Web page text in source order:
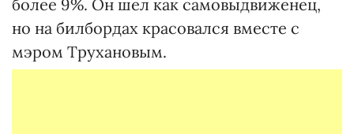
более 9%. Он шел как самовыдвиженец,
но на билбордах красовался вместе с
мэром Трухановым.